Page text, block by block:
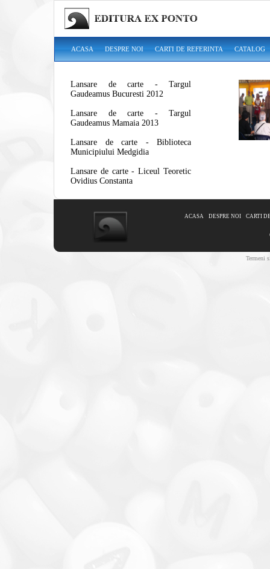
ACASA DESPRE NOI CARTI DE REFERINTA CATALOG
Lansare de carte - Targul
Gaudeamus Bucuresti 2012
Lansare de carte - Targul
Gaudeamus Mamaia 2013
Lansare de carte - Biblioteca
Municipiului Medgidia
Lansare de carte - Liceul Teoretic
Ovidius Constanta
ACASA DESPRE NOI CARTI
Termeni